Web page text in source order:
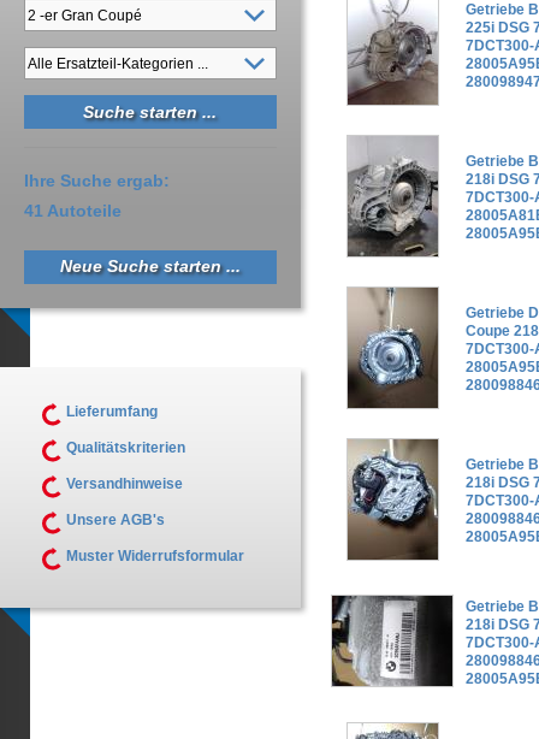
Getriebe
225i DSG
7DCT300-
Getriebe
218i DSG
7DCT300-
Getriebe
Coupe
7DCT300-
Getriebe
218i DSG
7DCT300-
Getriebe
218i DSG
7DCT300-
Ihre Suche ergab:
41 Autoteile
Neue Suche starten ...
Lieferumfang
Qualitätskriterien
Versandhinweise
Unsere AGB's
Muster Widerrufsformular